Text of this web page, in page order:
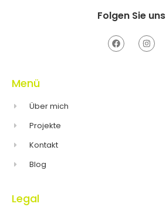
Folgen Sie uns
Menü
Über mich
Projekte
Kontakt
Blog
Legal